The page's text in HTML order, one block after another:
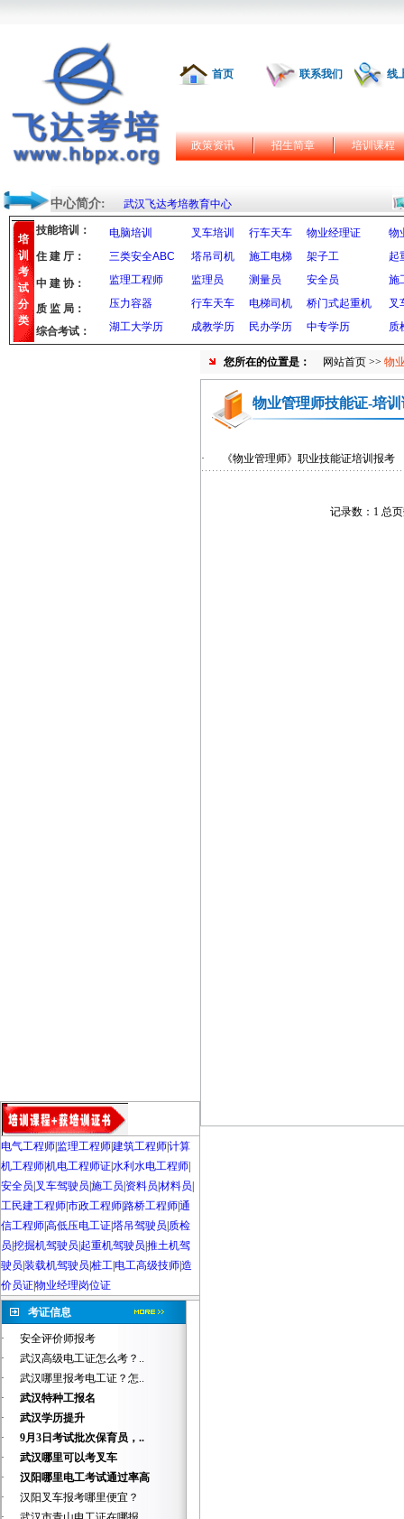
首页 联系我们 线
政策资讯 招生简章 培训课程
中心简介: 武汉飞达考培教育中心
培
训
考
试
分
类
技能培训： 电脑培训 叉车培训 行车天车 物业经理证
物
三类安全ABC
塔吊司机 施工电梯 架子工
起
监理工程师
监理员 测量员 安全员
施
压力容器
行车天车 电梯司机 桥门式起重机
叉
湖工大学历
成教学历 民办学历 中专学历 质
住 建 厅：
中 建 协：
质 监 局：
综合考试：
电气工程师 监理工程师建筑工程师计算
机工程师机电工程师证水利水电工程师
安全员 叉车驾驶员 施工员 资料员 材料员
工民建工程师市政工程师路桥工程师通
信工程师高低压电工证塔吊驾驶员 质检
员 挖掘机驾驶员|起重机驾驶员 推土机驾
驶员 装载机驾驶员 桩工电工高级技师造
价员证物业经理岗位证
考证信息
·
安全评价师报考
·
武汉高级电工证怎么考？..
·
武汉哪里报考电工证？怎..
·
武汉特种工报名
·
武汉学历提升
·
9月3日考试批次保育员，..
·
武汉哪里可以考叉车
·
汉阳哪里电工考试通过率高
·
汉阳叉车报考哪里便宜？
您所在的位置是： 网站首页 >> 物
物业管理师技能证-培
· 《物业管理师》职业技能证培训报考
记录数：1 总